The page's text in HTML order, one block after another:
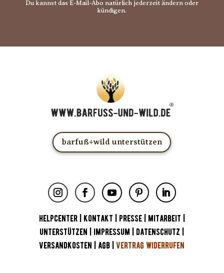
Du kannst das E-Mail-Abo natürlich jederzeit ändern oder
kündigen.
barfuß+wild unterstützen
HELPCENTER| KONTAKT PRESSE| MITARBEIT
UNTERSTÜTZEN
IMPRESSUM DATENSCHUTZ
VERSANDKOSTEN
AGB |VERTRAG WIDERRUFEN